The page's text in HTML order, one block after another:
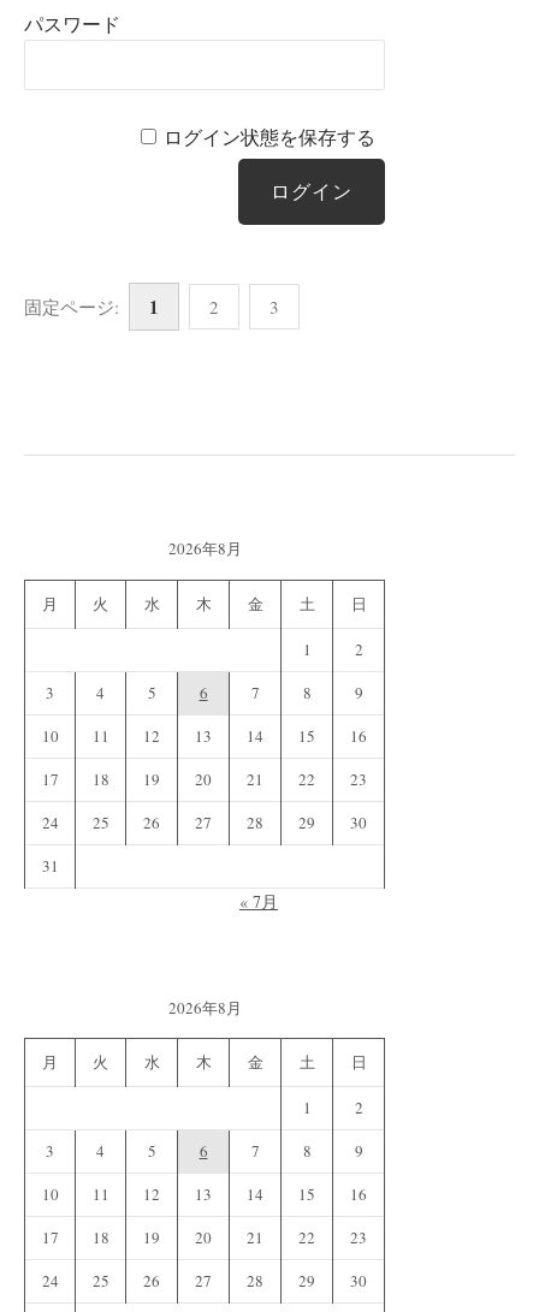
パスワード
ログイン状態を保存する
固定ページ: 1 2 3
2026年8月
月 火 水 木 金 土 日
1
2
3
4 5 6 7 8
9
10
11 12 13 14 15
16
17
18 19 20 21 22
23
24
25 26 27 28 29
30
31
« 7月
2026年8月
月 火 水 木 金 土 日
1
2
3
4 5 6 7 8
9
10
11 12 13 14 15
16
17
18 19 20 21 22
23
24
25 26 27 28 29
30